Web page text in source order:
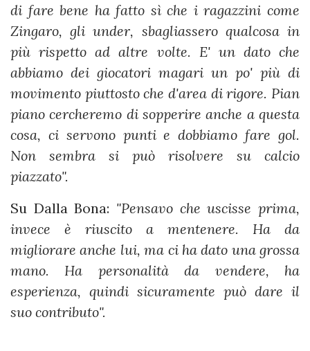
di fare bene ha fatto sì che i ragazzini come
Zingaro, gli under, sbagliassero qualcosa in
più rispetto ad altre volte. E' un dato che
abbiamo dei giocatori magari un po' più di
movimento piuttosto che d'area di rigore. Pian
piano cercheremo di sopperire anche a questa
cosa, ci servono punti e dobbiamo fare gol.
Non sembra si può risolvere su calcio
piazzato".
Su Dalla Bona: "Pensavo che uscisse prima,
invece è riuscito a mentenere. Ha da
migliorare anche lui, ma ci ha dato una grossa
mano. Ha personalità da vendere, ha
esperienza, quindi sicuramente può dare il
suo contributo".